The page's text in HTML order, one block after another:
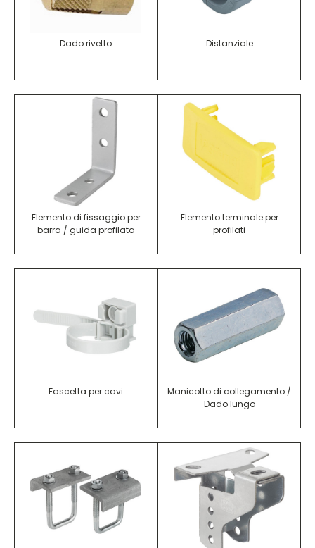
Dado rivetto Distanziale
Elemento di fissaggio per
barra / guida profilata
Elemento terminale per
profilati
Fascetta per cavi
Manicotto di collegamento /
Dado lungo